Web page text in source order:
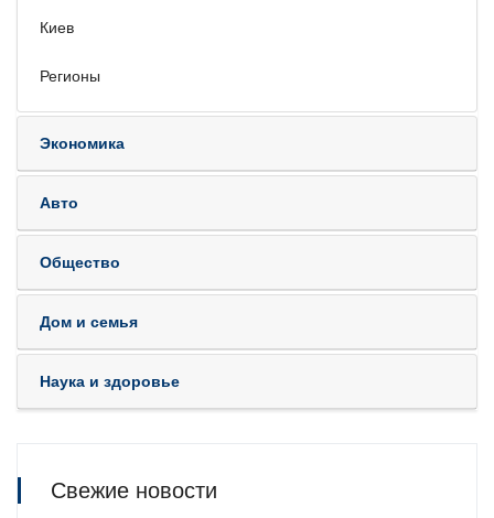
Киев
Регионы
Экономика
Авто
Общество
Дом и семья
Наука и здоровье
Свежие новости